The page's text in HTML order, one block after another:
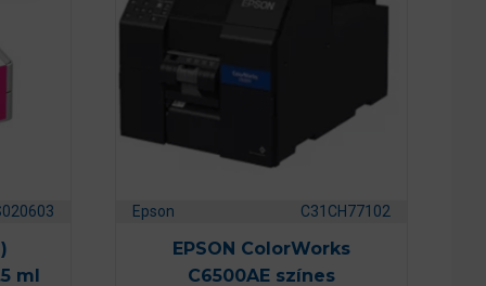
ml
Epson C31CH77102
EPSON ColorWorks
C6500AE színes